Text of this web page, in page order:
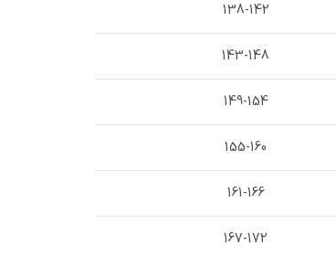
138-142
143-148
149-154
155-160
161-166
167-172